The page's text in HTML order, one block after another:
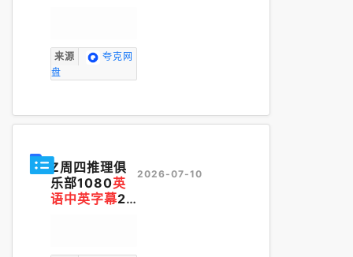
来源
夸克网
盘
Z周四推理俱
乐部1080英
语中英字幕20
2026-07-10